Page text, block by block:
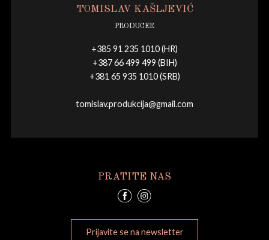
TOMISLAV KAŠLJEVIĆ
PRODUCER
+385 91 235 1010 (HR)
+387 66 499 499 (BIH)
+381 65 935 1010 (SRB)
tomislav.produkcija@gmail.com
PRATITE NAS
Prijavite se na newsletter